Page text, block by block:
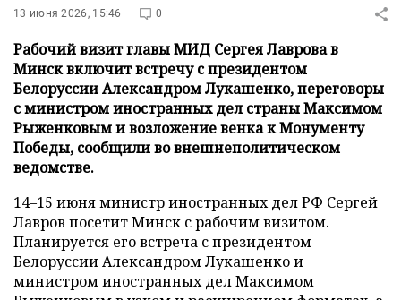
13 июня 2026, 15:46 0
Рабочий визит главы МИД Сергея Лаврова в
Минск включит встречу с президентом
Белоруссии Александром Лукашенко, переговоры
с министром иностранных дел страны Максимом
Рыженковым и возложение венка к Монументу
Победы, сообщили во внешнеполитическом
ведомстве.
14–15 июня министр иностранных дел РФ Сергей
Лавров посетит Минск с рабочим визитом.
Планируется его встреча с президентом
Белоруссии Александром Лукашенко и
министром иностранных дел Максимом